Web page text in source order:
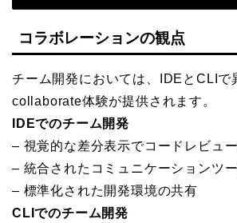
コラボレーションの観点
チーム開発においては、IDEとCLIで
collaborate体験が提供されます。
IDEでのチーム開発
– 視覚的な差分表示でコードレビュ
– 統合されたコミュニケーションツ
– 標準化された開発環境の共有
CLIでのチーム開発